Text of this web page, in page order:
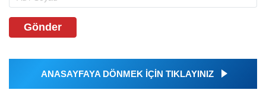
Gönder
ANASAYFAYA DÖNMEK İÇİN TIKLAYINIZ